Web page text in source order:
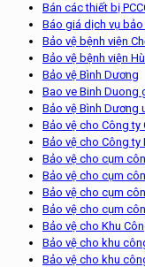
Bán các thiết bị
Báo giá dịch vụ
Bảo vệ bệnh viện
Bảo vệ bệnh viện
Bảo vệ Bình Dương
Bao ve Binh Duong
Bảo vệ Bình Dương
Bảo vệ cho Công ty
Bảo vệ cho Công ty
Bảo vệ cho cụm
Bảo vệ cho cụm
Bảo vệ cho cụm
Bảo vệ cho cụm
Bảo vệ cho Khu
Bảo vệ cho khu
Bảo vệ cho khu